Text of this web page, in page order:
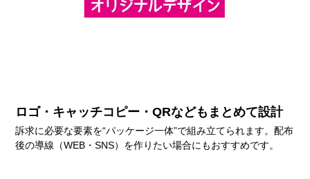
ロゴ・キャッチコピー・QRなどもまとめて設計
訴求に必要な要素を“パッケージ一体”で組み立てられます。配布
後の導線（WEB・SNS）を作りたい場合にもおすすめです。